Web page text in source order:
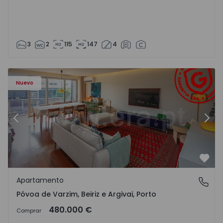
3 2 115 147 4
Nuevo
e Argivai - 1574602 - 20
Apartamento T3 Póvoa de Varzim, Póvoa de Varzim,
Anterior
Póvoa de Varzim, Beiriz e Argivai, Porto
Apartamento
Póvoa de Varzim, Beiriz e Argivai, Porto
Comprar 480.000 €